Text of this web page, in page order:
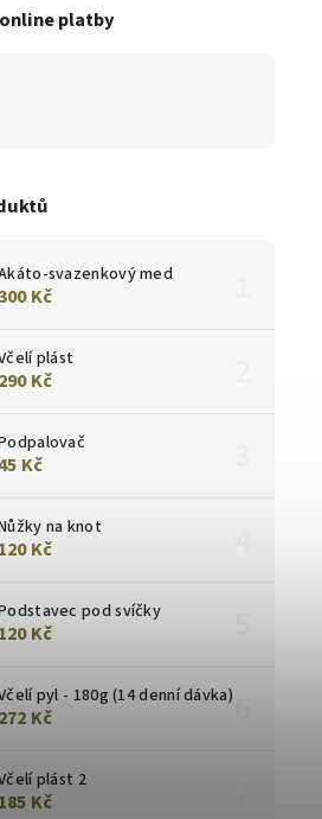
platby
svazenkový med
Kč
plást
290 Kč
Kč
na knot
120 Kč
pod svíčky
120 Kč
pyl - 180g (14 denní dávka)
272 Kč
plást 2
185 Kč